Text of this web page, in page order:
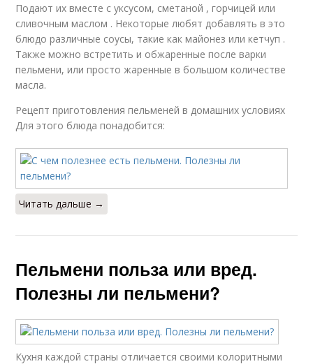
Подают их вместе с уксусом, сметаной , горчицей или
сливочным маслом . Некоторые любят добавлять в это
блюдо различные соусы, такие как майонез или кетчуп .
Также можно встретить и обжаренные после варки
пельмени, или просто жаренные в большом количестве
масла.
Рецепт приготовления пельменей в домашних условиях
Для этого блюда понадобится:
Читать дальше →
Пельмени польза или вред.
Полезны ли пельмени?
Кухня каждой страны отличается своими колоритными